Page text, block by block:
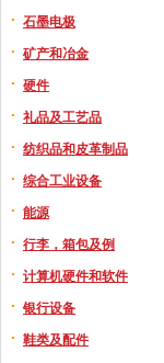
石墨电极
矿产和冶金
硬件
礼品及工艺品
纺织品和皮革制品
综合工业设备
能源
行李，箱包及例
计算机硬件和软件
银行设备
鞋类及配件